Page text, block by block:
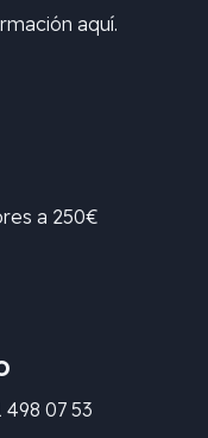
aquí.
a 250€
07 53